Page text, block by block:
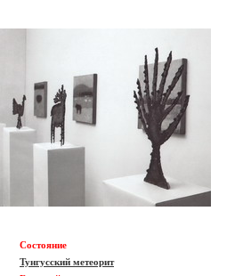
Состояние
Тунгусский метеорит